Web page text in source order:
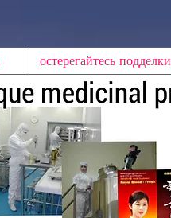
остерегайтесь подделки